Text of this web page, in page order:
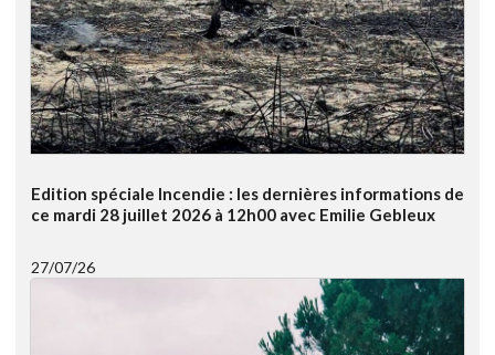
Edition spéciale Incendie : les dernières informations de
ce mardi 28 juillet 2026 à 12h00 avec Emilie Gebleux
27/07/26